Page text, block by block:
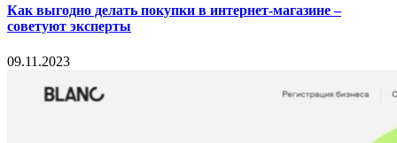
Как выгодно делать покупки в интернет-магазине –
советуют эксперты
09.11.2023